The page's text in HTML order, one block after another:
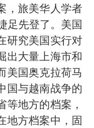
，旅美华人学者
足先登了。美国
研究美国实行对
出大量上海市和
美国奥克拉荷马
国与越南战争的
等地方的档案，
地方档案中，固